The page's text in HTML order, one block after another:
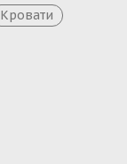
Кровати